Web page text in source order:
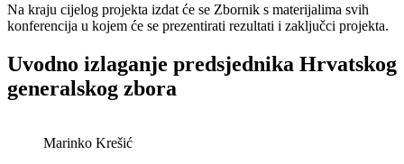
Na kraju cijelog projekta izdat će se Zbornik s materijalima svih
konferencija u kojem će se prezentirati rezultati i zaključci projekta.
Uvodno izlaganje predsjednika Hrvatskog
generalskog zbora
Marinko Krešić